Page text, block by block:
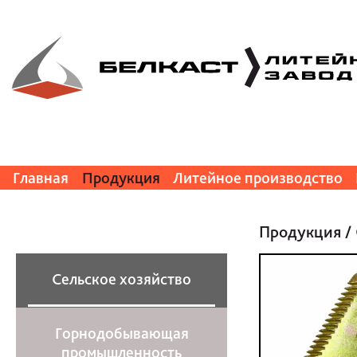
Главная Продукция Литейное производство
Сельское хозяйство
Горнодобывающая
промышленность
Продукция /